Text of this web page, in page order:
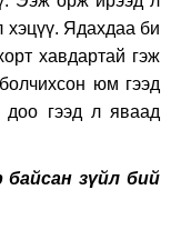
хэцүү. Ядахдаа би
хавдартай гэж
юм гээд
доо гээд л яваад
зүйл бий